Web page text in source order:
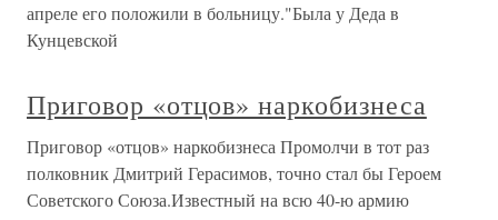
апреле его положили в больницу."Была у Деда в
Кунцевской
Приговор «отцов» наркобизнеса
Приговор «отцов» наркобизнеса Промолчи в тот раз
полковник Дмитрий Герасимов, точно стал бы Героем
Советского Союза.Известный на всю 40-ю армию